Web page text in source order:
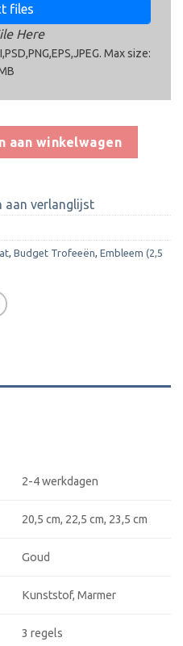
files
Here
Max size:
aan winkelwagen
aan verlanglijst
Budget Trofeeën Embleem (2,5
2-4 werkdagen
20,5 cm, 22,5 cm, 23,5 cm
Goud
Kunststof, Marmer
3 regels